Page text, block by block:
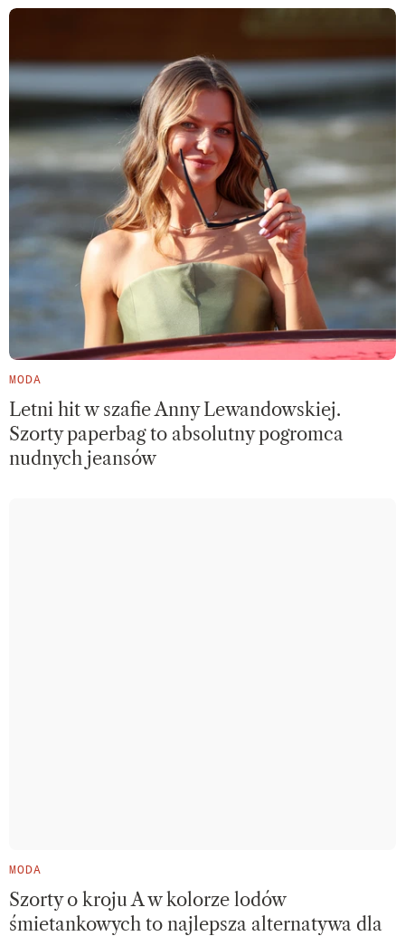
MODA
Letni hit w szafie Anny Lewandowskiej.
Szorty paperbag to absolutny pogromca
nudnych jeansów
MODA
Szorty o kroju A w kolorze lodów
śmietankowych to najlepsza alternatywa dla